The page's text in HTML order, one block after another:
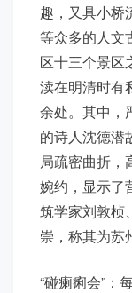
趣，又具小桥
等众多的人文
区十三个景区
渎在明清时有
余处。其中，
的诗人沈德潜
局疏密曲折，
婉约，显示了
筑学家刘敦桢
崇，称其为苏
“碰瘌痢会”：